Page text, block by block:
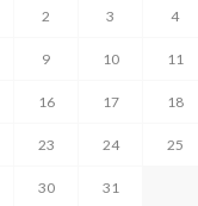
2 3 4
9 10 11
16 17 18
23 24 25
30
31